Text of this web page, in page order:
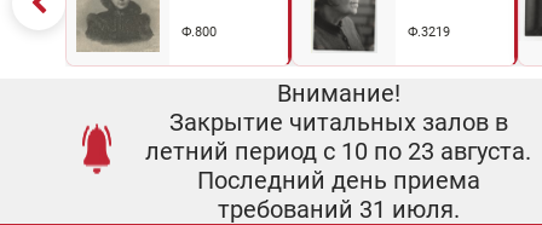
Ф.800 Ф.3219
Внимание!
Закрытие читальных залов в
летний период с 10 по 23 августа.
Последний день приема
требований 31 июля.